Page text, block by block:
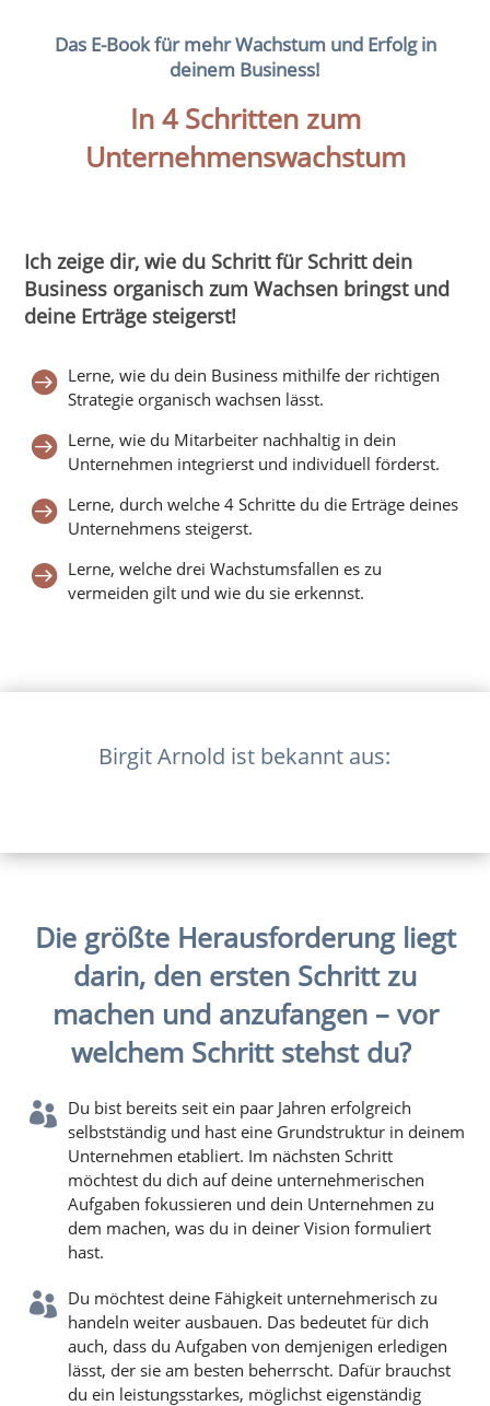
Das E-Book für mehr Wachstum und Erfolg in
deinem Business!
In 4 Schritten zum
Unternehmenswachstum
Ich zeige dir, wie du Schritt für Schritt dein
Business organisch zum Wachsen bringst und
deine Erträge steigerst!
 Lerne, wie du dein Business mithilfe der richtigen
Strategie organisch wachsen lässt.
 Lerne, wie du Mitarbeiter nachhaltig in dein
Unternehmen integrierst und individuell förderst.
 Lerne, durch welche 4 Schritte du die Erträge deines
Unternehmens steigerst.
 Lerne, welche drei Wachstumsfallen es zu
vermeiden gilt und wie du sie erkennst.
Birgit Arnold ist bekannt aus:
Die größte Herausforderung liegt
darin, den ersten Schritt zu
machen und anzufangen – vor
welchem Schritt stehst du?
 Du bist bereits seit ein paar Jahren erfolgreich
selbstständig und hast eine Grundstruktur in deinem
Unternehmen etabliert. Im nächsten Schritt
möchtest du dich auf deine unternehmerischen
Aufgaben fokussieren und dein Unternehmen zu
dem machen, was du in deiner Vision formuliert
hast.
 Du möchtest deine Fähigkeit unternehmerisch zu
handeln weiter ausbauen. Das bedeutet für dich
auch, dass du Aufgaben von demjenigen erledigen
lässt, der sie am besten beherrscht. Dafür brauchst
du ein leistungsstarkes, möglichst eigenständig